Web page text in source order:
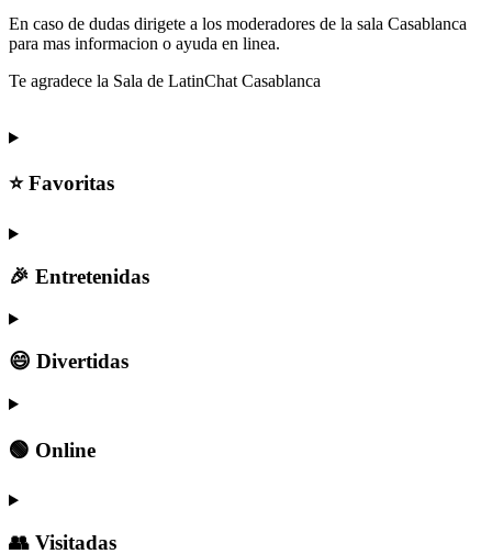
En caso de dudas dirigete a los moderadores de la sala Casablanca
para mas informacion o ayuda en linea.
Te agradece la Sala de LatinChat Casablanca
⭐ Favoritas
🎉 Entretenidas
😄 Divertidas
🟢 Online
👥 Visitadas